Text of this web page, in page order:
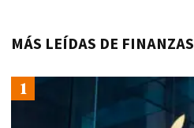
MÁS LEÍDAS DE FINANZAS